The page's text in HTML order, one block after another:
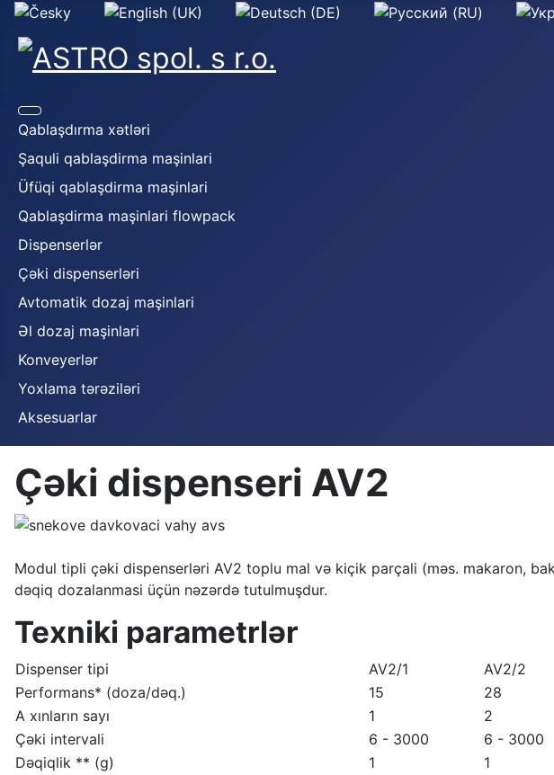
Select your language
Qablaşdırma xətləri
Şaquli qablaşdirma maşinlari
Üfüqi qablaşdirma maşinlari
Qablaşdirma maşinlari flowpack
Dispenserlər
Çəki dispenserləri
Avtomatik dozaj maşinlari
Əl dozaj maşinlari
Konveyerlər
Yoxlama tərəziləri
Aksesuarlar
Çəki dispenseri AV2
Modul tipli çəki dispenserləri AV2 toplu mal və kiçik parçali (məs. makaron,
dəqiq dozalanmasi üçün nəzərdə tutulmuşdur.
Texniki parametrlər
Dispenser tipi AV2/1 AV2/2
Performans* (doza/dəq.)
15 28
A xınların sayı
1 2
Çəki intervali
6 - 3000 6 - 3000
Dəqiqlik ** (g)
1 1